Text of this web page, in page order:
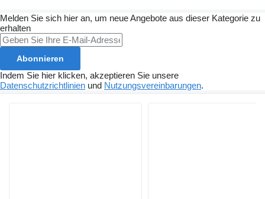
Melden Sie sich hier an, um neue Angebote aus dieser Kategorie zu
erhalten
Abonnieren
Indem Sie hier klicken, akzeptieren Sie unsere
Datenschutzrichtlinien und Nutzungsvereinbarungen.